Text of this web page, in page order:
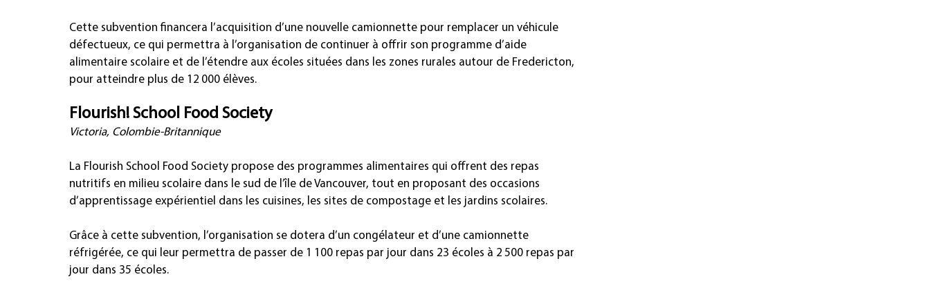
Cette subvention financera l’acquisition d’une nouvelle camionnette pour remplacer un véhicule
défectueux, ce qui permettra à l’organisation de continuer à offrir son programme d’aide
alimentaire scolaire et de l’étendre aux écoles situées dans les zones rurales autour de Fredericton,
pour atteindre plus de 12 000 élèves.
Flourish! School Food Society
Victoria, Colombie-Britannique
La Flourish School Food Society propose des programmes alimentaires qui offrent des repas
nutritifs en milieu scolaire dans le sud de l’île de Vancouver, tout en proposant des occasions
d’apprentissage expérientiel dans les cuisines, les sites de compostage et les jardins scolaires.
Grâce à cette subvention, l’organisation se dotera d’un congélateur et d’une camionnette
réfrigérée, ce qui leur permettra de passer de 1 100 repas par jour dans 23 écoles à 2 500 repas par
jour dans 35 écoles.